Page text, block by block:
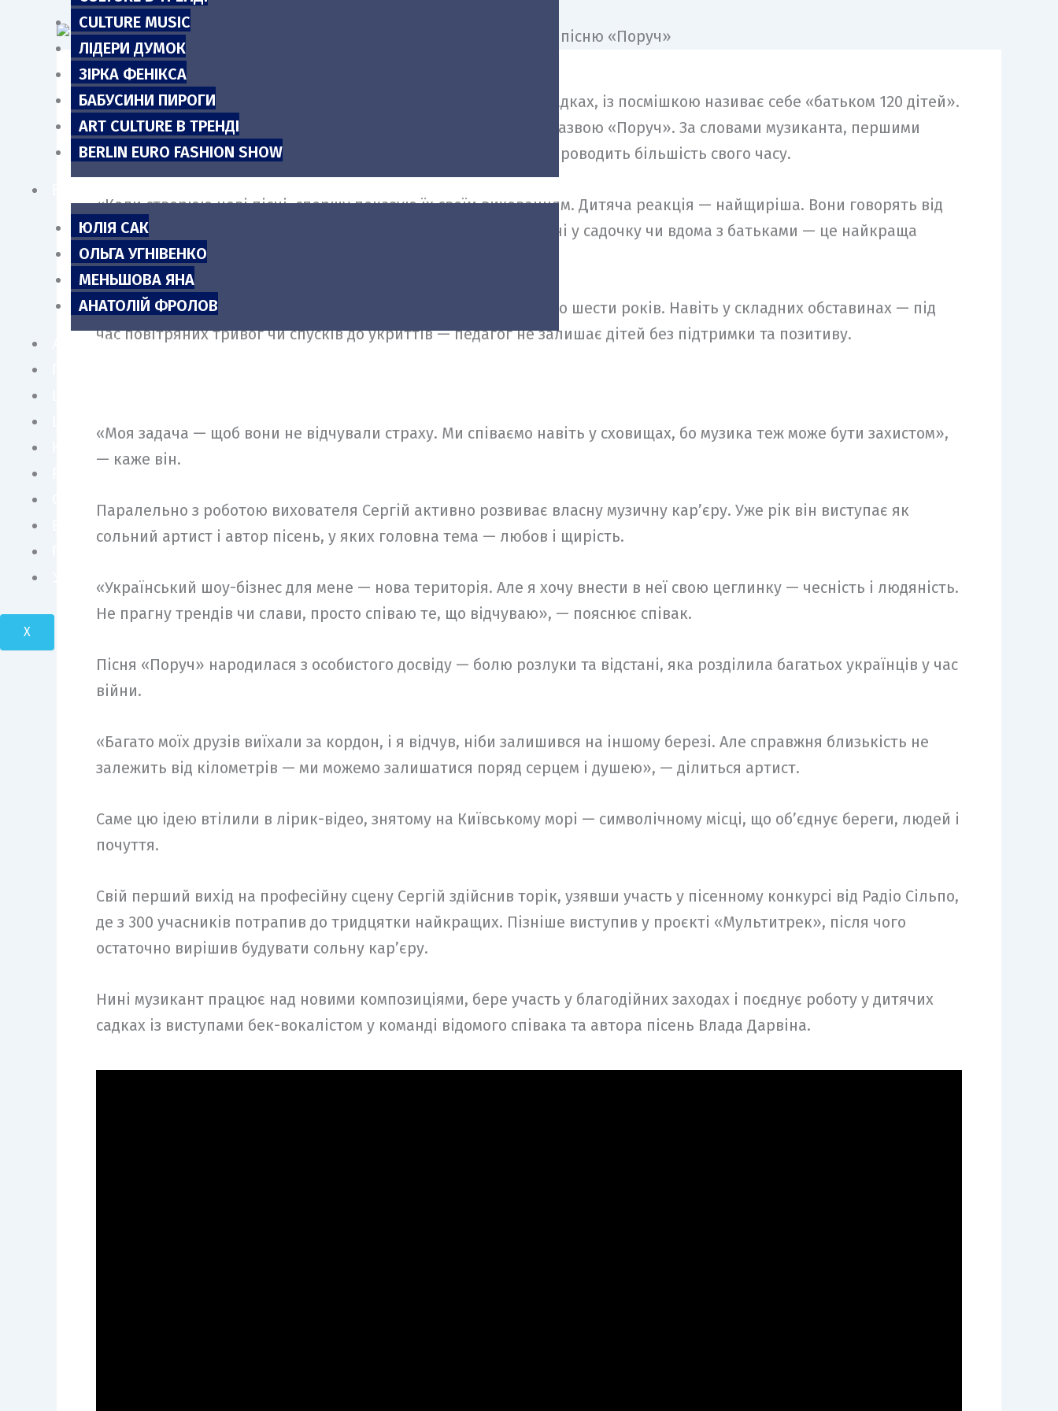
CULTURE MUSIC
ЛІДЕРИ ДУМОК
ЗІРКА ФЕНІКСА
БАБУСИНИ ПИРОГИ
ART CULTURE В ТРЕНДІ
BERLIN EURO FASHION SHOW
ЮЛІЯ САК
ОЛЬГА УГНІВЕНКО
МЕНЬШОВА ЯНА
АНАТОЛІЙ ФРОЛОВ
АНОНСИ
УКРАЇНА І СВІТ
X
Сергій Доротюк, викладач музики у двох київських дитячих садках, із посмішкою називає себе «батьком 120 дітей».
Нещодавно він представив слухачам власну композицію під назвою «Поруч». За словами музиканта, першими
критиками його творчості завжди стають діти — ті, з ким він проводить більшість свого часу.
«Коли створюю нові пісні, спершу показую їх своїм вихованцям. Дитяча реакція — найщиріша. Вони говорять від
серця, і це безцінно. А коли я чую, як вони наспівують мої пісні у садочку чи вдома з батьками — це найкраща
нагорода», — ділиться Сергій.
Уже понад три роки він працює з малечею віком від півтора до шести років. Навіть у складних обставинах — під
час повітряних тривог чи спусків до укриттів — педагог не залишає дітей без підтримки та позитиву.
«Моя задача — щоб вони не відчували страху. Ми співаємо навіть у сховищах, бо музика теж може бути захистом»,
— каже він.
Паралельно з роботою вихователя Сергій активно розвиває власну музичну кар’єру. Уже рік він виступає як
сольний артист і автор пісень, у яких головна тема — любов і щирість.
«Український шоу-бізнес для мене — нова територія. Але я хочу внести в неї свою цеглинку — чесність і людяність.
Не прагну трендів чи слави, просто співаю те, що відчуваю», — пояснює співак.
Пісня «Поруч» народилася з особистого досвіду — болю розлуки та відстані, яка розділила багатьох українців у час
війни.
«Багато моїх друзів виїхали за кордон, і я відчув, ніби залишився на іншому березі. Але справжня близькість не
залежить від кілометрів — ми можемо залишатися поряд серцем і душею», — ділиться артист.
Саме цю ідею втілили в лірик-відео, знятому на Київському морі — символічному місці, що об’єднує береги, людей і
почуття.
Свій перший вихід на професійну сцену Сергій здійснив торік, узявши участь у пісенному конкурсі від Радіо Сільпо,
де з 300 учасників потрапив до тридцятки найкращих. Пізніше виступив у проєкті «Мультитрек», після чого
остаточно вирішив будувати сольну кар’єру.
Нині музикант працює над новими композиціями, бере участь у благодійних заходах і поєднує роботу у дитячих
садках із виступами бек-вокалістом у команді відомого співака та автора пісень Влада Дарвіна.